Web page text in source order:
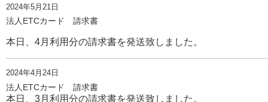
2024年5月21日
法人ETCカード 請求書
本日、4月利用分の請求書を発送致しました。
2024年4月24日
法人ETCカード 請求書
本日、3月利用分の請求書を発送致しました。